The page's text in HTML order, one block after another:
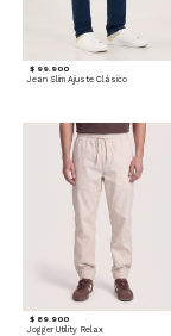
$ 99.900
Jean Slim Ajuste Clásico
$ 89.900
Jogger Utility Relax